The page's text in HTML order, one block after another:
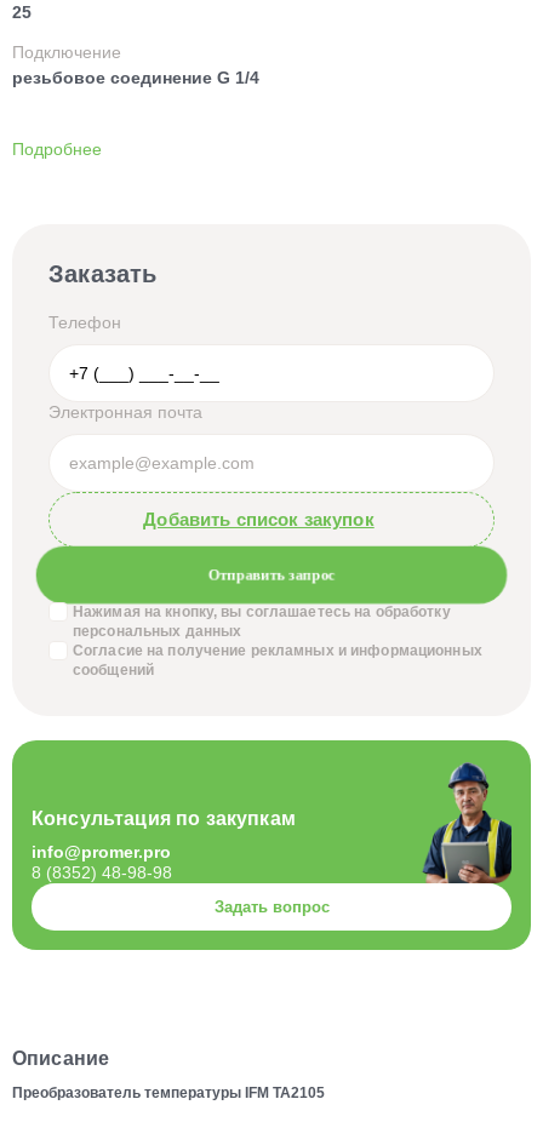
25
Подключение
резьбовое соединение G 1/4
Подробнее
Описание
Преобразователь температуры IFM TA2105
Заказать
Телефон
Электронная почта
Добавить список закупок
Отправить запрос
Нажимая на кнопку, вы соглашаетесь на обработку
персональных данных
Согласие на получение рекламных и информационных
сообщений
Консультация по закупкам
info@promer.pro
8 (8352) 48-98-98
Задать вопрос